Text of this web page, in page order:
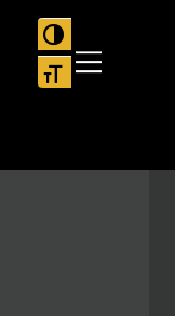
Menu
SCHRIFT